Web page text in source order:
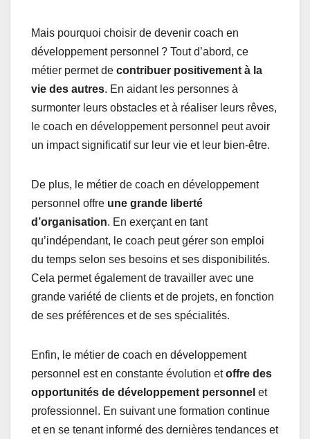
Mais pourquoi choisir de devenir coach en
développement personnel ? Tout d’abord, ce
métier permet de contribuer positivement à la
vie des autres. En aidant les personnes à
surmonter leurs obstacles et à réaliser leurs rêves,
le coach en développement personnel peut avoir
un impact significatif sur leur vie et leur bien-être.
De plus, le métier de coach en développement
personnel offre une grande liberté
d’organisation. En exerçant en tant
qu’indépendant, le coach peut gérer son emploi
du temps selon ses besoins et ses disponibilités.
Cela permet également de travailler avec une
grande variété de clients et de projets, en fonction
de ses préférences et de ses spécialités.
Enfin, le métier de coach en développement
personnel est en constante évolution etoffre des
opportunités de développement personnel et
professionnel. En suivant une formation continue
et en se tenant informé des dernières tendances et